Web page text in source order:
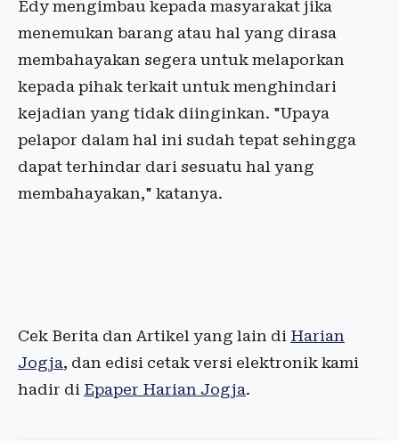
Edy mengimbau kepada masyarakat jika
menemukan barang atau hal yang dirasa
membahayakan segera untuk melaporkan
kepada pihak terkait untuk menghindari
kejadian yang tidak diinginkan. "Upaya
pelapor dalam hal ini sudah tepat sehingga
dapat terhindar dari sesuatu hal yang
membahayakan," katanya.
Cek Berita dan Artikel yang lain di Harian
Jogja, dan edisi cetak versi elektronik kami
hadir di Epaper Harian Jogja.